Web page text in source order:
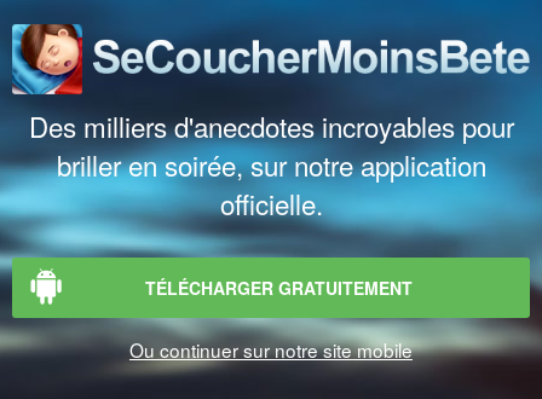
Des milliers d'anecdotes incroyables pour
briller en soirée, sur notre application
officielle.
TÉLÉCHARGER GRATUITEMENT
Ou continuer sur notre site mobile